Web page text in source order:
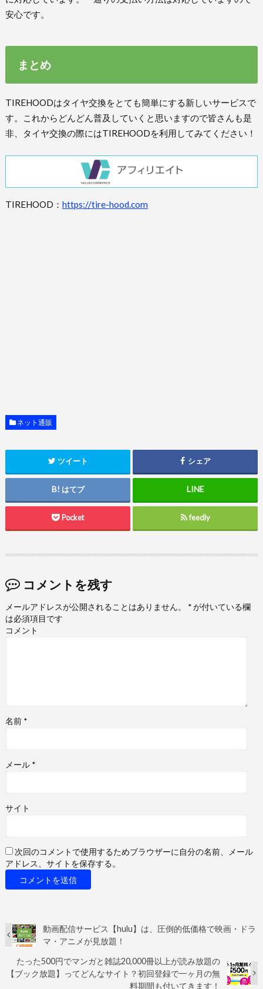
安心です。
まとめ
TIREHOODはタイヤ交換をとても簡単にする新しいサービスで
す。これからどんどん普及していくと思いますので皆さんも是
非、タイヤ交換の際にはTIREHOODを利用してみてください！
TIREHOOD： https://tire-hood.com
ネット通販
ツイート シェア
はてブ
Pocket feedly
コメントを残す
メールアドレスが公開されることはありません。 *が付いている欄
は必須項目です
コメント
名前 *
メール *
サイト
次回のコメントで使用するためブラウザーに自分の名前、メール
アドレス、サイトを保存する。
動画配信サービス【hulu】は、圧倒的低価格で映画・ドラ
マ・アニメが見放題！
たった500円でマンガと雑誌20,000冊以上が読み放題の
【ブック放題】ってどんなサイト？初回登録で一ヶ月の無
料期間も付いてきます！